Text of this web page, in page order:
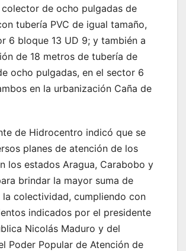
de ocho pulgadas de
tubería PVC de igual tamaño,
6 bloque 13 UD 9; y también a
de 18 metros de tubería de
ocho pulgadas, en el sector 6
en la urbanización Caña de
de Hidrocentro indicó que se
planes de atención de los
los estados Aragua, Carabobo y
brindar la mayor suma de
colectividad, cumpliendo con
indicados por el presidente
Nicolás Maduro y del
Poder Popular de Atención de